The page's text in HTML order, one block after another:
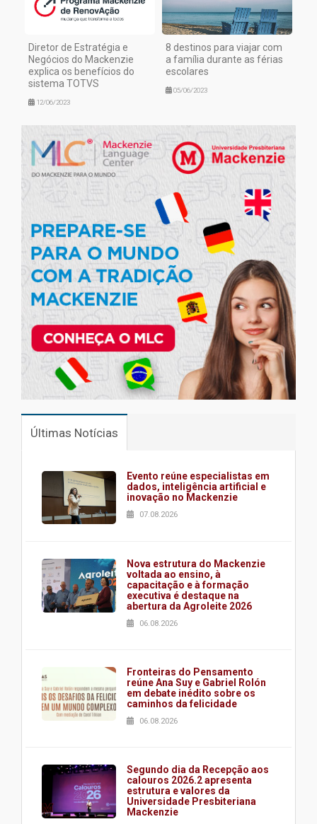
Diretor de Estratégia e
Negócios do Mackenzie
explica os benefícios do
sistema TOTVS
12/06/2023
8 destinos para viajar com
a família durante as férias
escolares
05/06/2023
Últimas Notícias
Evento reúne especialistas em
dados, inteligência artificial e
inovação no Mackenzie
07.08.2026
Nova estrutura do Mackenzie
voltada ao ensino, à
capacitação e à formação
executiva é destaque na
abertura da Agroleite 2026
06.08.2026
Fronteiras do Pensamento
reúne Ana Suy e Gabriel Rolón
em debate inédito sobre os
caminhos da felicidade
06.08.2026
Segundo dia da Recepção aos
calouros 2026.2 apresenta
estrutura e valores da
Universidade Presbiteriana
Mackenzie